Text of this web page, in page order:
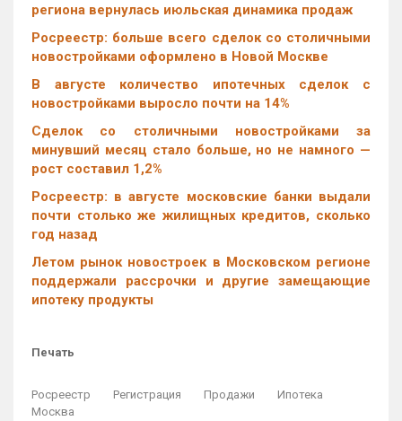
региона вернулась июльская динамика продаж
Росреестр: больше всего сделок со столичными
новостройками оформлено в Новой Москве
В августе количество ипотечных сделок с
новостройками выросло почти на 14%
Cделок со столичными новостройками за
минувший месяц стало больше, но не намного —
рост составил 1,2%
Росреестр: в августе московские банки выдали
почти столько же жилищных кредитов, сколько
год назад
Летом рынок новостроек в Московском регионе
поддержали рассрочки и другие замещающие
ипотеку продукты
Печать
Росреестр Регистрация Продажи
Ипотека
Москва